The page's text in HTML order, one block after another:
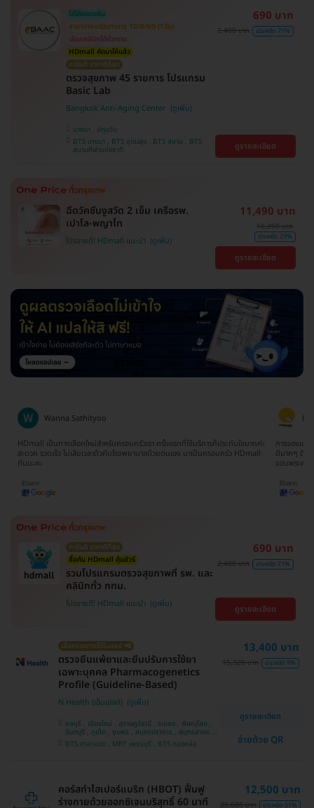
ใส่โค้ดลดเพิ่ม
สาขาบางนาปิดทำการ 10/8/69 (1วัน)
เลือกคลินิกได้ทั่วกทม.
HDmall คัดมาให้แล้ว
การันตี ราคาดีที่สุด
ตรวจสุขภาพ 45 รายการ โปรแกรม
Basic Lab
Bangkok Anti-Aging Center
บางนา , ปทุมวัน
BTS บางนา , BTS อุดมสุข , BTS สยาม , BTS
สนามกีฬาแห่งชาติ
690 บาท
2,400 บาท ประหยัด 71%
ดูรายละเอียด
ฉีดวัคซีนงูสวัด 2 เข็ม เครือรพ.
เปาโล-พญาไท
โปรขายดี! HDmall แนะนำ
11,490 บาท
16,260 บาท
ประหยัด 29%
ดูรายละเอียด
การจองแพ็คเกจเข้าใจง่ายมากๆไม่ยุ่งยากเลยค่ะ ทีมงานน้องจิ๊บให้บริการประสานงาน
ดีมากๆ ติดต่อและสอบถามให้ข้อมูลรวดเร็วทันใจ ประทับใจมากๆจริงๆค่ะ
ขอบพระคุณนะคะ
Ratima Choodej
จองตอนห้า
ยากเลย ร
การันตี ราคาดีที่สุด
ซื้อกับ HDmall คุ้มชัวร์
รวมโปรแกรมตรวจสุขภาพที่ รพ. และ
คลินิกทั่ว กทม.
โปรขายดี! HDmall แนะนำ
690 บาท
2,400 บาท ประหยัด 71%
ดูรายละเอียด
เลือกรายการได้ในแอป 📲
ตรวจยีนแพ้ยาและยีนปรับการใช้ยา
เฉพาะบุคคล Pharmacogenetics
Profile (Guideline-Based)
N Health (เอ็นเฮลท์)
ชลบุรี , เชียงใหม่ , สุราษฎร์ธานี , ระยอง , พิษณุโลก ,
จันทบุรี , ภูเก็ต , ชุมพร , สมุทรปราการ , สมุทรสาคร ,
นครราชสีมา , สุพรรณบุรี , ขอนแก่น , ปราจีนบุรี ,
ปทุมธานี , กาญจนบุรี , บางรัก , กระบี่ , เชียงราย ,
พระนครศรีอยุธยา
BTS ศาลาแดง , MRT เพชรบุรี , BTS ทองหล่อ
13,400 บาท
15,320 บาท ประหยัด 9%
ดูรายละเอียด
จ่ายด้วย QR
คอร์สทำไฮเปอร์แบริก (HBOT) ฟื้นฟู
ร่างกายด้วยออกซิเจนบริสุทธิ์ 60 นาที
12,500 บาท
25,685 บาท ประหยัด 51%